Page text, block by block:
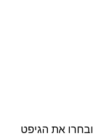
את הגיפט